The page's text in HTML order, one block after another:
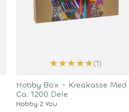
★★★★★(1)
Hobby Box - Kreakasse Med
Ca. 1200 Dele
Hobby 2 You